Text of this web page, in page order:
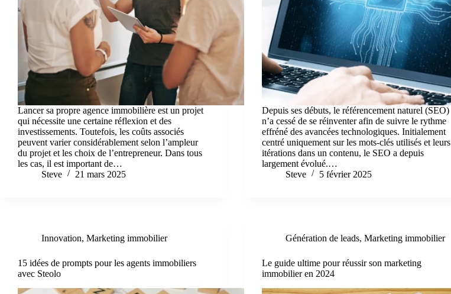
Lancer sa propre agence immobilière est un projet
qui nécessite une certaine réflexion et des
investissements. Toutefois, les coûts associés
peuvent varier considérablement selon l’ampleur
du projet et les choix de l’entrepreneur. Dans tous
les cas, il est important de…
Steve
21 mars 2025
Depuis ses débuts, le référencement naturel (SEO)
n’a cessé de se réinventer afin de suivre le rythme
effréné des avancées technologiques. Initialement
centré uniquement sur les mots-clés utilisés et leurs
itérations dans un contenu, le SEO a depuis
largement évolué.…
Steve
5 février 2025
Innovation, Marketing immobilier
15 idées de prompts pour les agents immobiliers
avec Steolo
Génération de leads,Marketing immobilier
Le guide ultime pour réussir son marketing
immobilier en 2024